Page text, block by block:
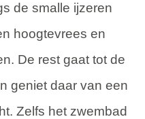
de smalle ijzeren
hoogtevrees en
De rest gaat tot de
geniet daar van een
Zelfs het zwembad